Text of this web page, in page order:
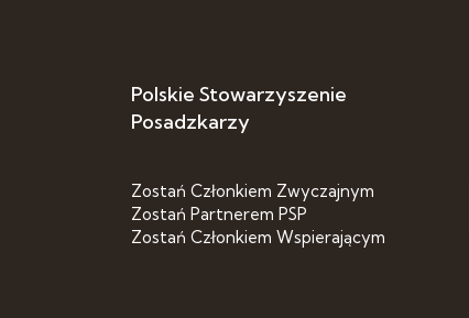
Polskie Stowarzyszenie
Posadzkarzy
Zostań Członkiem Zwyczajnym
Zostań Partnerem PSP
Zostań Członkiem Wspierającym